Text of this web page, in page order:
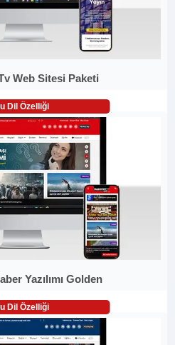
Web Sitesi Paketi
Dil Özelliği
Yazılımı Golden
Dil Özelliği